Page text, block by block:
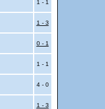
1 - 1
1 - 3
0 - 1
1 - 1
4 - 0
1 - 3